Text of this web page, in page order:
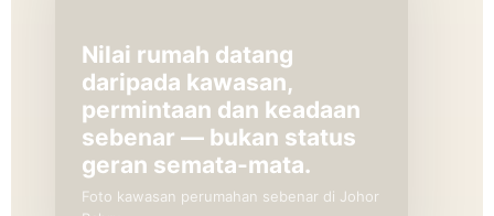
Nilai rumah datang
daripada kawasan,
permintaan dan keadaan
sebenar — bukan status
geran semata-mata.
Foto kawasan perumahan sebenar di Johor